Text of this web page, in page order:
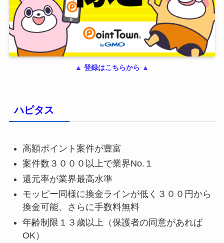
▲ 登録はこちらから ▲
ハピタス
高額ポイント案件が豊富
案件数３０００以上で業界No.１
還元率が業界最高水準
モッピー同様に換金ラインが低く３００円から
換金可能、さらに手数料無料
年齢制限１３歳以上（保護者の同意があれば
OK）